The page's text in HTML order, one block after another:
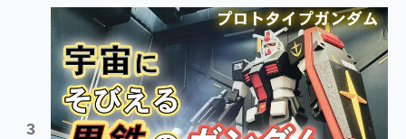
3